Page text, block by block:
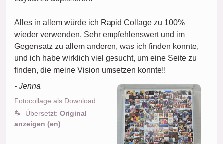
Alles in allem würde ich Rapid Collage zu 100%
wieder verwenden. Sehr empfehlenswert und im
Gegensatz zu allem anderen, was ich finden konnte,
und ich habe wirklich viel gesucht, um eine Seite zu
finden, die meine Vision umsetzen konnte!!
- Jenna
Fotocollage als Download
Übersetzt: Original
anzeigen (en)